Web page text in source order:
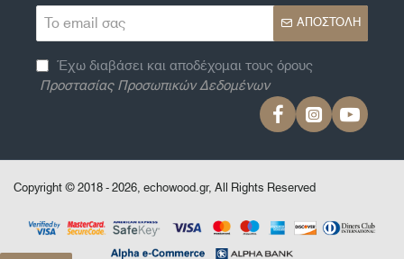
Το
email
σας
ΑΠΟΣΤΟΛΉ
Έχω διαβάσει και αποδέχομαι τους όρους
Προστασίας Προσωπικών Δεδομένων
Copyright © 2018 - 2026, echowood.gr, All Rights Reserved